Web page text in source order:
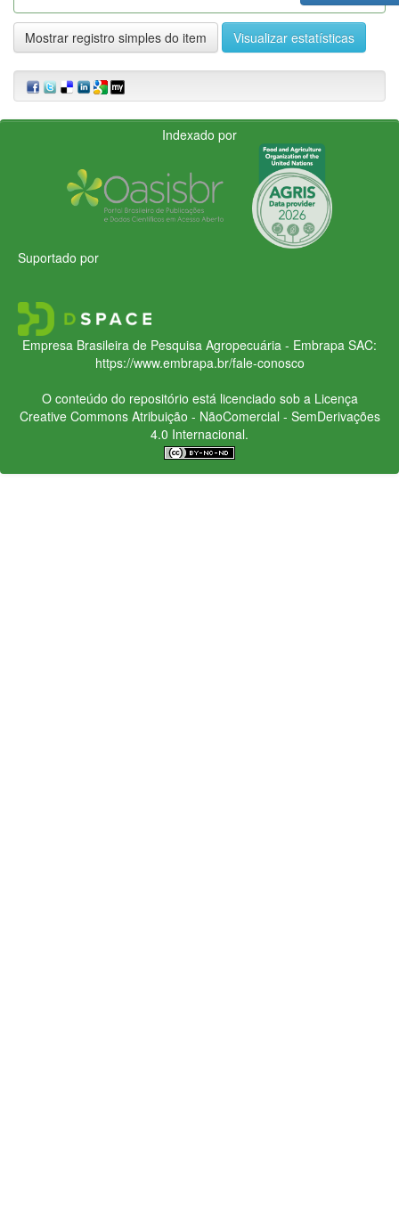
Mostrar registro simples do item Visualizar estatísticas
Indexado por
Suportado por
Empresa Brasileira de Pesquisa Agropecuária - Embrapa SAC:
https://www.embrapa.br/fale-conosco
O conteúdo do repositório está licenciado sob a Licença
Creative CommonsAtribuição - NãoComercial - SemDerivações
4.0 Internacional.